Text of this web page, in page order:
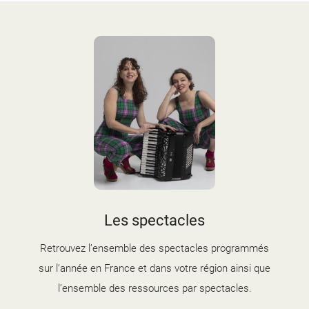
Ressources des spectacles
Livrets pédagogiques
Ressources adhérents
Présentation
Actualités
Réalisations
Les spectacles
Retrouvez l’ensemble des spectacles programmés
sur l’année en France et dans votre région ainsi que
l’ensemble des ressources par spectacles.